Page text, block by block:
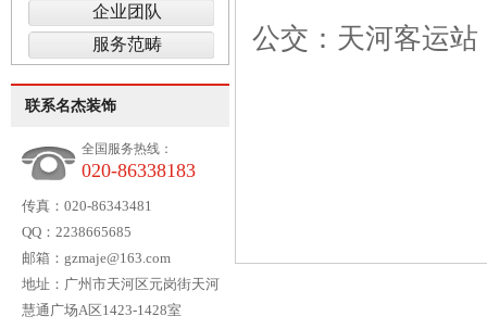
企业团队
服务范畴
联系名杰装饰
全国服务热线：
020-86338183
传真：020-86343481
QQ：2238665685
邮箱：gzmaje@163.com
地址：广州市天河区元岗街天河
慧通广场A区1423-1428室
公交： 天河客运站